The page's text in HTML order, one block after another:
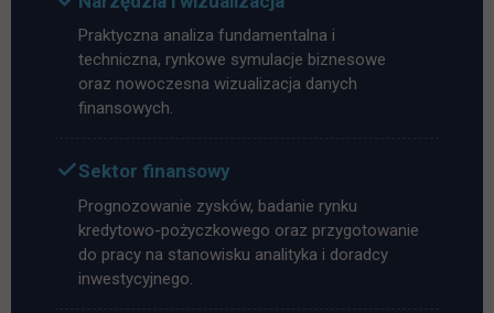
Praktyczna analiza fundamentalna i
techniczna, rynkowe symulacje biznesowe
oraz nowoczesna wizualizacja danych
finansowych.
Sektor finansowy
Prognozowanie zysków, badanie rynku
kredytowo-pożyczkowego oraz przygotowanie
do pracy na stanowisku analityka i doradcy
inwestycyjnego.